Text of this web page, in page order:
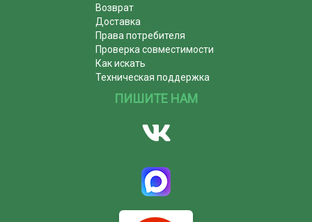
Возврат
Доставка
Права потребителя
Проверка совместимости
Как искать
Техническая поддержка
ПИШИТЕ НАМ